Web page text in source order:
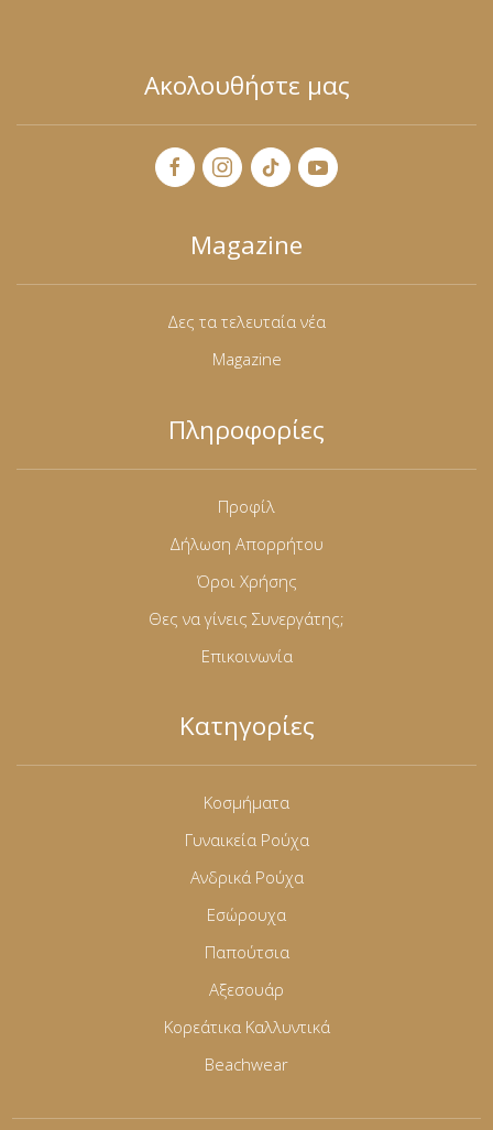
Ακολουθήστε μας
Magazine
Δες τα τελευταία νέα
Magazine
Πληροφορίες
Προφίλ
Δήλωση Απορρήτου
Όροι Χρήσης
Θες να γίνεις Συνεργάτης;
Επικοινωνία
Κατηγορίες
Κοσμήματα
Γυναικεία Ρούχα
Ανδρικά Ρούχα
Εσώρουχα
Παπούτσια
Αξεσουάρ
Κορεάτικα Καλλυντικά
Beachwear